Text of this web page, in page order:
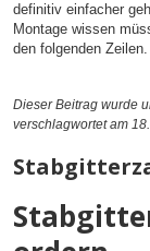
definitiv einfacher
Montage wissen
den folgenden Zeilen.
Dieser Beitrag wurde
verschlagwortet am